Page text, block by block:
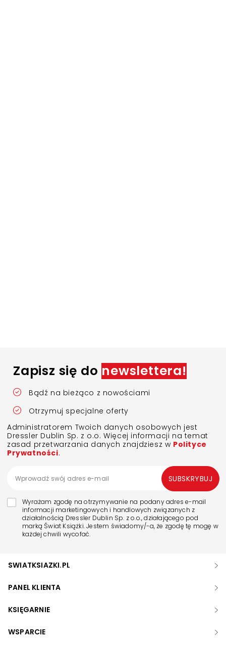
Zapisz się do newslettera!
Bądź na bieżąco z nowościami
Otrzymuj specjalne oferty
Administratorem Twoich danych osobowych jest
Dressler Dublin Sp. z o.o. Więcej informacji na temat
zasad przetwarzania danych znajdziesz w Polityce
Prywatności.
Wyrażam zgodę na otrzymywanie na podany adres e-mail
informacji marketingowych i handlowych związanych z
działalnością Dressler Dublin Sp. z o.o., działającego pod
marką Świat Książki. Jestem świadomy/-a, że zgodę tę mogę w
każdej chwili wycofać.
SUBSKRYBUJ
SWIATKSIAZKI.PL
PANEL KLIENTA
KSIĘGARNIE
WSPARCIE